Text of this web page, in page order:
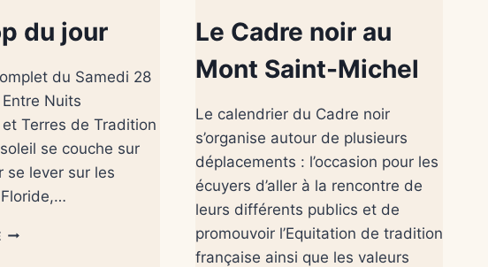
du jour
du Samedi 28
Nuits
Terres de Tradition
se couche sur
se lever sur les
Le Cadre noir au
Mont Saint-Michel
Le calendrier du Cadre noir
s’organise autour de plusieurs
déplacements : l’occasion pour les
écuyers d’aller à la rencontre de
leurs différents publics et de
promouvoir l’Equitation de tradition
française ainsi que les valeurs